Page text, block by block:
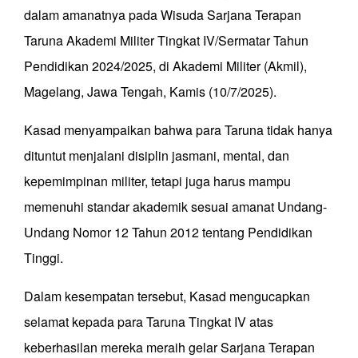
dalam amanatnya pada Wisuda Sarjana Terapan
Taruna Akademi Militer Tingkat IV/Sermatar Tahun
Pendidikan 2024/2025, di Akademi Militer (Akmil),
Magelang, Jawa Tengah, Kamis (10/7/2025).
Kasad menyampaikan bahwa para Taruna tidak hanya
dituntut menjalani disiplin jasmani, mental, dan
kepemimpinan militer, tetapi juga harus mampu
memenuhi standar akademik sesuai amanat Undang-
Undang Nomor 12 Tahun 2012 tentang Pendidikan
Tinggi.
Dalam kesempatan tersebut, Kasad mengucapkan
selamat kepada para Taruna Tingkat IV atas
keberhasilan mereka meraih gelar Sarjana Terapan